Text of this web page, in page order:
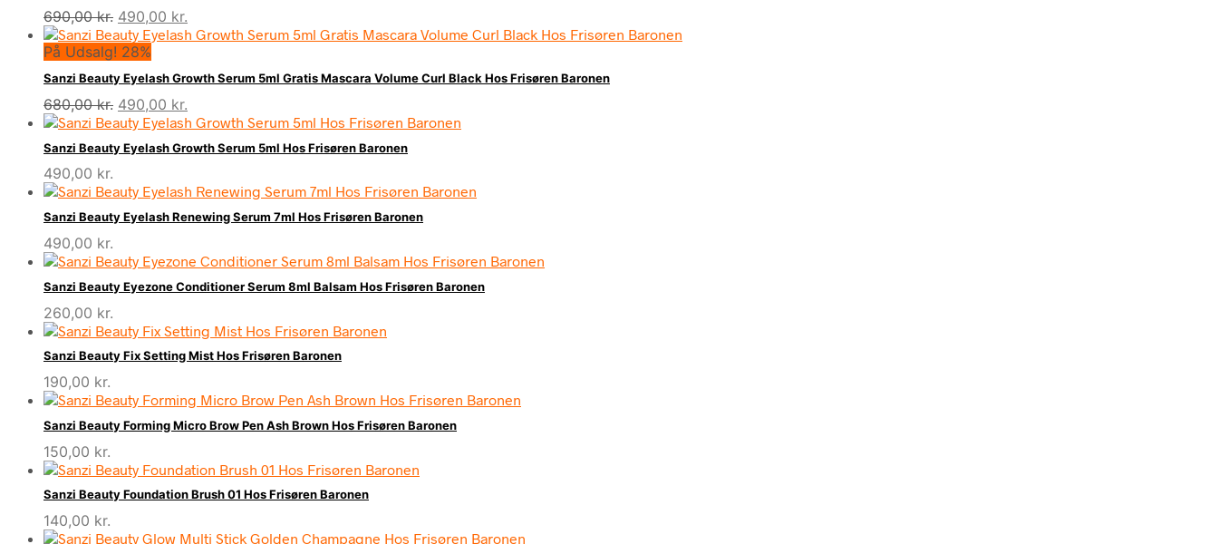
690,00kr. Den
oprindelige
pris
var:
690,00 kr..
490,00 kr.
aktuelle
490,00 kr..
På Udsalg! 28%
Sanzi Beauty Eyelash Growth Serum 5ml Gratis Mascara Volume Curl Black Hos Frisøren Baronen
680,00kr. Den
oprindelige
pris
var:
490,00 kr.
aktuelle
pris
er:
Sanzi Beauty Eyelash Growth Serum 5ml Hos Frisøren Baronen
490,00 kr.
Sanzi Beauty Eyelash Renewing Serum 7ml Hos Frisøren Baronen
490,00 kr.
Sanzi Beauty Eyezone Conditioner Serum 8ml Balsam Hos Frisøren Baronen
260,00 kr.
Sanzi Beauty Fix Setting Mist Hos Frisøren Baronen
190,00 kr.
Sanzi Beauty Forming Micro Brow Pen Ash Brown Hos Frisøren Baronen
150,00 kr.
Sanzi Beauty Foundation Brush 01 Hos Frisøren Baronen
140,00 kr.